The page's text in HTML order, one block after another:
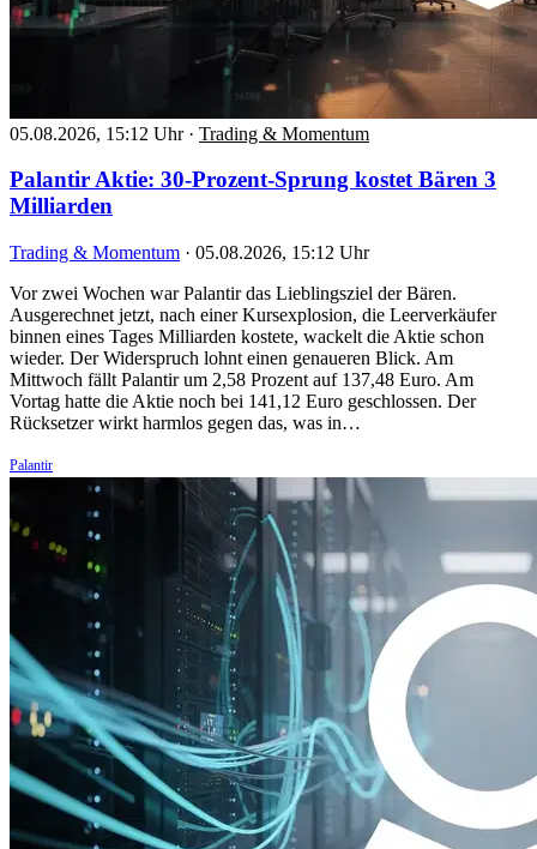
05.08.2026, 15:12 Uhr · Trading & Momentum
Palantir Aktie: 30-Prozent-Sprung kostet Bären 3
Milliarden
Trading & Momentum · 05.08.2026, 15:12 Uhr
Vor zwei Wochen war Palantir das Lieblingsziel der Bären.
Ausgerechnet jetzt, nach einer Kursexplosion, die Leerverkäufer
binnen eines Tages Milliarden kostete, wackelt die Aktie schon
wieder. Der Widerspruch lohnt einen genaueren Blick. Am
Mittwoch fällt Palantir um 2,58 Prozent auf 137,48 Euro. Am
Vortag hatte die Aktie noch bei 141,12 Euro geschlossen. Der
Rücksetzer wirkt harmlos gegen das, was in…
Palantir